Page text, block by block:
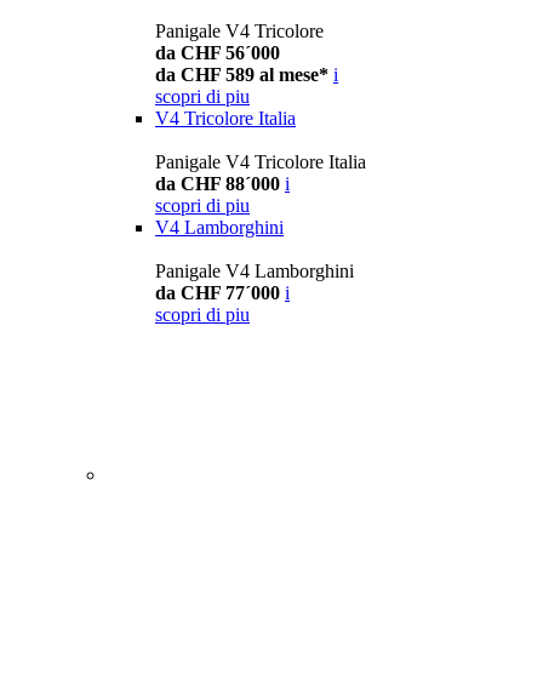
Panigale V4 Tricolore
da CHF 56´000
da CHF 589 al mese* i
scopri di piu
V4 Tricolore Italia
Panigale V4 Tricolore Italia
da CHF 88´000 i
scopri di piu
V4 Lamborghini
Panigale V4 Lamborghini
da CHF 77´000 i
scopri di piu